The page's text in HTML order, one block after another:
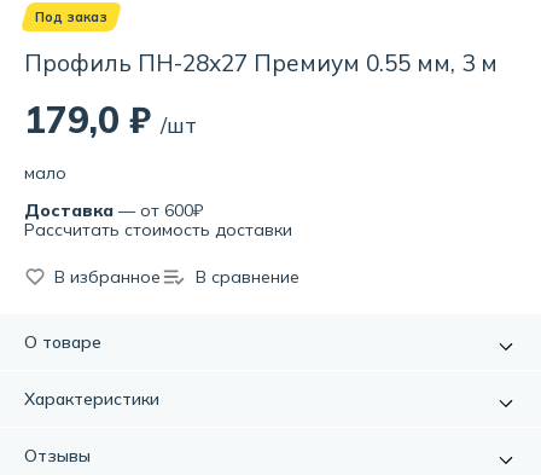
Под заказ
Профиль ПН-28х27 Премиум 0.55 мм, 3 м
179,0 ₽ /шт
мало
Доставка — от 600₽
Рассчитать стоимость доставки
В избранное В сравнение
О товаре
для стоечных профилей, а также для устройства
облицовок.
Характеристики
Длина:
Отзывы